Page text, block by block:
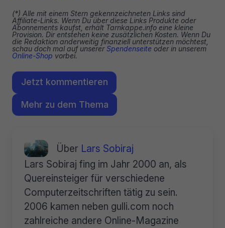
(*) Alle mit einem Stern gekennzeichneten Links sind
Affiliate-Links. Wenn Du über diese Links Produkte oder
Abonnements kaufst, erhält Tarnkappe.info eine kleine
Provision. Dir entstehen keine zusätzlichen Kosten. Wenn Du
die Redaktion anderweitig finanziell unterstützen möchtest,
schau doch mal auf unsererSpendenseite oder in unserem
Online-Shop vorbei.
Jetzt kommentieren
Mehr zu dem Thema
Über Lars Sobiraj
Lars Sobiraj fing im Jahr 2000 an, als
Quereinsteiger für verschiedene
Computerzeitschriften tätig zu sein.
2006 kamen neben gulli.com noch
zahlreiche andere Online-Magazine